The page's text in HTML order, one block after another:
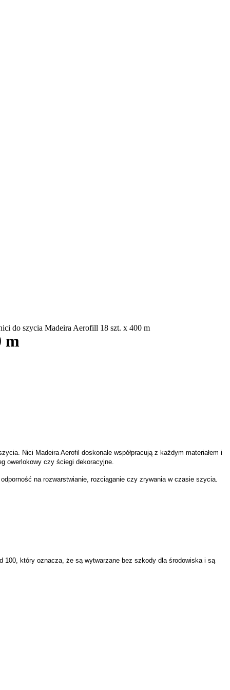
do szycia Madeira Aerofill 18 szt. x 400 m
m
Nici Madeira Aerofil doskonale współpracują z każdym materiałem i
owerlokowy czy ściegi dekoracyjne.
na rozwarstwianie, rozciąganie czy zrywania w czasie szycia.
który oznacza, że są wytwarzane bez szkody dla środowiska i są